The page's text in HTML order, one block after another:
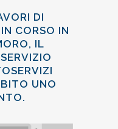
DI
CORSO IN
IL
UNO